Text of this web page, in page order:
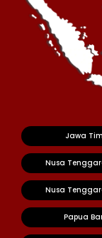
Jawa
Nusa
Nusa
Papua